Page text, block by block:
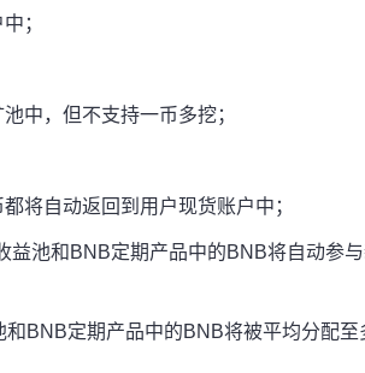
；
中，但不支持一币多挖；
将自动返回到用户现货账户中；
益池和BNB定期产品中的BNB将自动参
BNB定期产品中的BNB将被平均分配至